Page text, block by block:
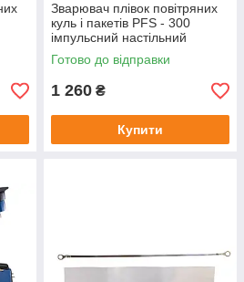
Зварювач плівок повітряних
куль і пакетів PFS - 300
імпульсний настільний
(довжина нагрівача 300мм)
650 w
Готово до відправки
1 260 ₴
Купити